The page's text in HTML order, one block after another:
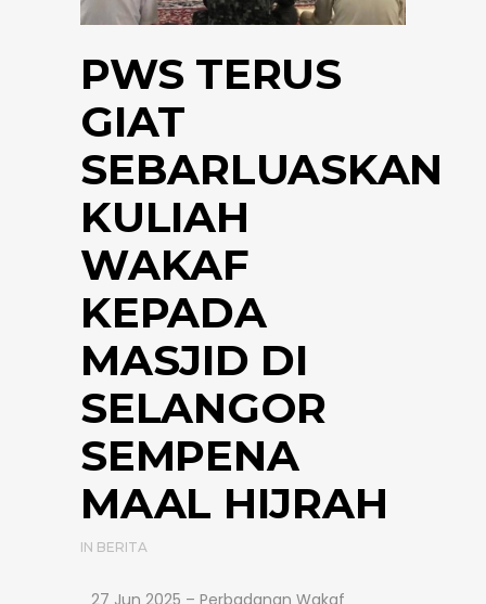
PWS TERUS
GIAT
SEBARLUASKAN
KULIAH
WAKAF
KEPADA
MASJID DI
SELANGOR
SEMPENA
MAAL HIJRAH
IN BERITA